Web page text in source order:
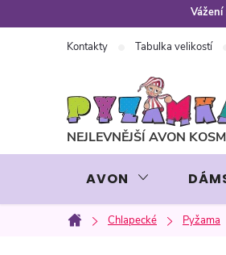
na
Kontakty Tabulka velikostí
AVON
Domů
Chlapecké Pyžama